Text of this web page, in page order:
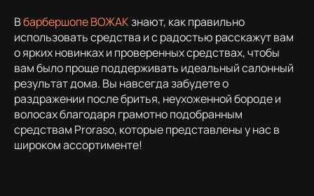
Вбарбершопе ВОЖАКзнают, как правильно
использовать средства и с радостью расскажут вам
о ярких новинках и проверенных средствах, чтобы
вам было проще поддерживать идеальный салонный
результат дома. Вы навсегда забудете о
раздражении после бритья, неухоженной бороде и
волосах благодаря грамотно подобранным
средствам Proraso, которые представлены у нас в
широком ассортименте!